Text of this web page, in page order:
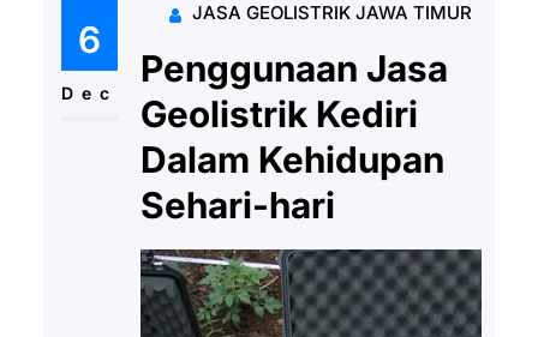
6
Dec
JASA GEOLISTRIK JAWA TIMUR
Penggunaan Jasa
Geolistrik Kediri
Dalam Kehidupan
Sehari-hari